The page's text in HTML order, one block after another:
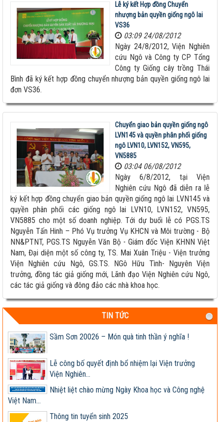
Lễ ký kết Hợp đồng Chuyển
nhượng bản quyền giống ngô lai
VS36
03:09 24/08/2012
Ngày 24/8/2012, Viện Nghiên
cứu Ngô và Công ty CP Tổng
Công ty Giống cây trồng Thái
Bình đã ký kết hợp đồng chuyển nhượng bản quyền giống ngô lai
đơn VS36.
Chuyển giao bản quyền giống ngô
LVN145 và quyền phân phối giống
ngô LVN10, LVN152, VN595,
VN5885
03:04 06/08/2012
Ngày 6/8/2012, tại Viện
Nghiên cứu Ngô đã diễn ra lễ
ký kết hợp đồng chuyển giao bản quyền giống ngô lai LVN145 và
quyền phân phối các giống ngô lai LVN10, LVN152, VN595,
VN5885 cho một số doanh nghiệp. Tới dự buổi lễ có PGS.TS
Nguyễn Tấn Hinh – Phó Vụ trưởng Vụ KHCN và Môi trường - Bộ
NN&PTNT, PGS.TS Nguyễn Văn Bộ - Giám đốc Viện KHNN Việt
Nam, Đại diện một số công ty, TS. Mai Xuân Triệu - Viện trưởng
Viện Nghiên cứu Ngô, GS.TS. NGô Hữu Tình- Nguyên Viện
trưởng, đồng tác giả giống mới, Lãnh đạo Viện Nghiên cứu Ngô,
các tác giả giống và đông đảo các nhà khoa học.
TIN TỨC
Giống ngô TM181: Lấy hạt rất tốt, lấy sinh khối
cũng hay!
Khi nào chấm dứt chi hàng tỷ đô nhập khẩu ngô?
HỘI THẢO KHOA HỌC “TỔNG KẾT CÔNG TÁC
NGHIÊN CỨU KHOA HỌC VÀ...
Giúp nông dân sản xuất ngô sinh khối theo tư duy
Thông báo tuyển dụng 2022
Sầm Sơn 20026 – Món quà tinh thần ý nghĩa !
Lễ công bố quyết định bổ nhiệm lại Viện trưởng
Viện Nghiên...
Nhiệt liệt chào mừng Ngày Khoa học và Công nghệ
Việt Nam...
Thông tin tuyển sinh 2025